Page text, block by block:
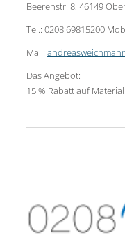
Beerenstr. 8, 46149
Tel.: 0208 69815200
Mail:
Das Angebot:
15 % Rabatt auf